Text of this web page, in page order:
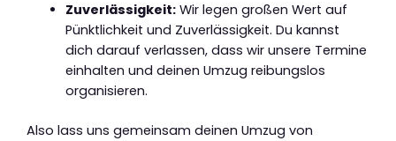
Zuverlässigkeit:Wir legen großen Wert auf
Pünktlichkeit und Zuverlässigkeit. Du kannst
dich darauf verlassen, dass wir unsere Termine
einhalten und deinen Umzug reibungslos
organisieren.
Also lass uns gemeinsam deinen Umzug von